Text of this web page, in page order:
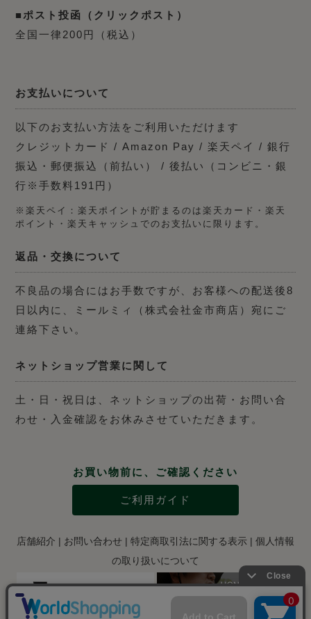
■ポスト投函（クリックポスト）
全国一律200円（税込）
お支払いについて
以下のお支払い方法をご利用いただけます
クレジットカード / Amazon Pay / 楽天ペイ / 銀行
振込・郵便振込（前払い） / 後払い（コンビニ・銀
行※手数料191円）
※楽天ペイ：楽天ポイントが貯まるのは楽天カード・楽天
ポイント・楽天キャッシュでのお支払いに限ります。
返品・交換について
不良品の場合にはお手数ですが、お客様への配送後8
日以内に、ミールミィ（株式会社金市商店）宛にご
連絡下さい。
ネットショップ営業に関して
土・日・祝日は、ネットショップの出荷・お問い合
わせ・入金確認をお休みさせていただきます。
お買い物前に、ご確認ください
ご利用ガイド
店舗紹介 お問い合わせ 特定商取引法に関する表示
個人情報
の取り扱いについて